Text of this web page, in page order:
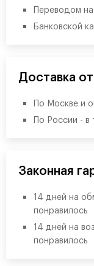
Переводом
Банковской
Доставка
По Москве и
По России - в
Законная
14 дней на
понравилось
14 дней на
понравилось